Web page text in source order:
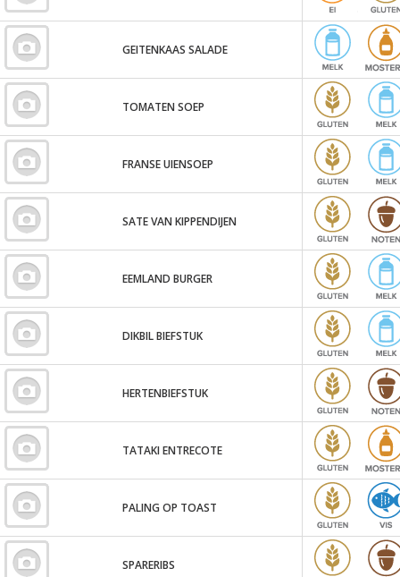
GEITENKAAS SALADE
TOMATEN SOEP
FRANSE UIENSOEP
SATE VAN KIPPENDIJEN
EEMLAND BURGER
DIKBIL BIEFSTUK
HERTENBIEFSTUK
TATAKI ENTRECOTE
PALING OP TOAST
SPARERIBS